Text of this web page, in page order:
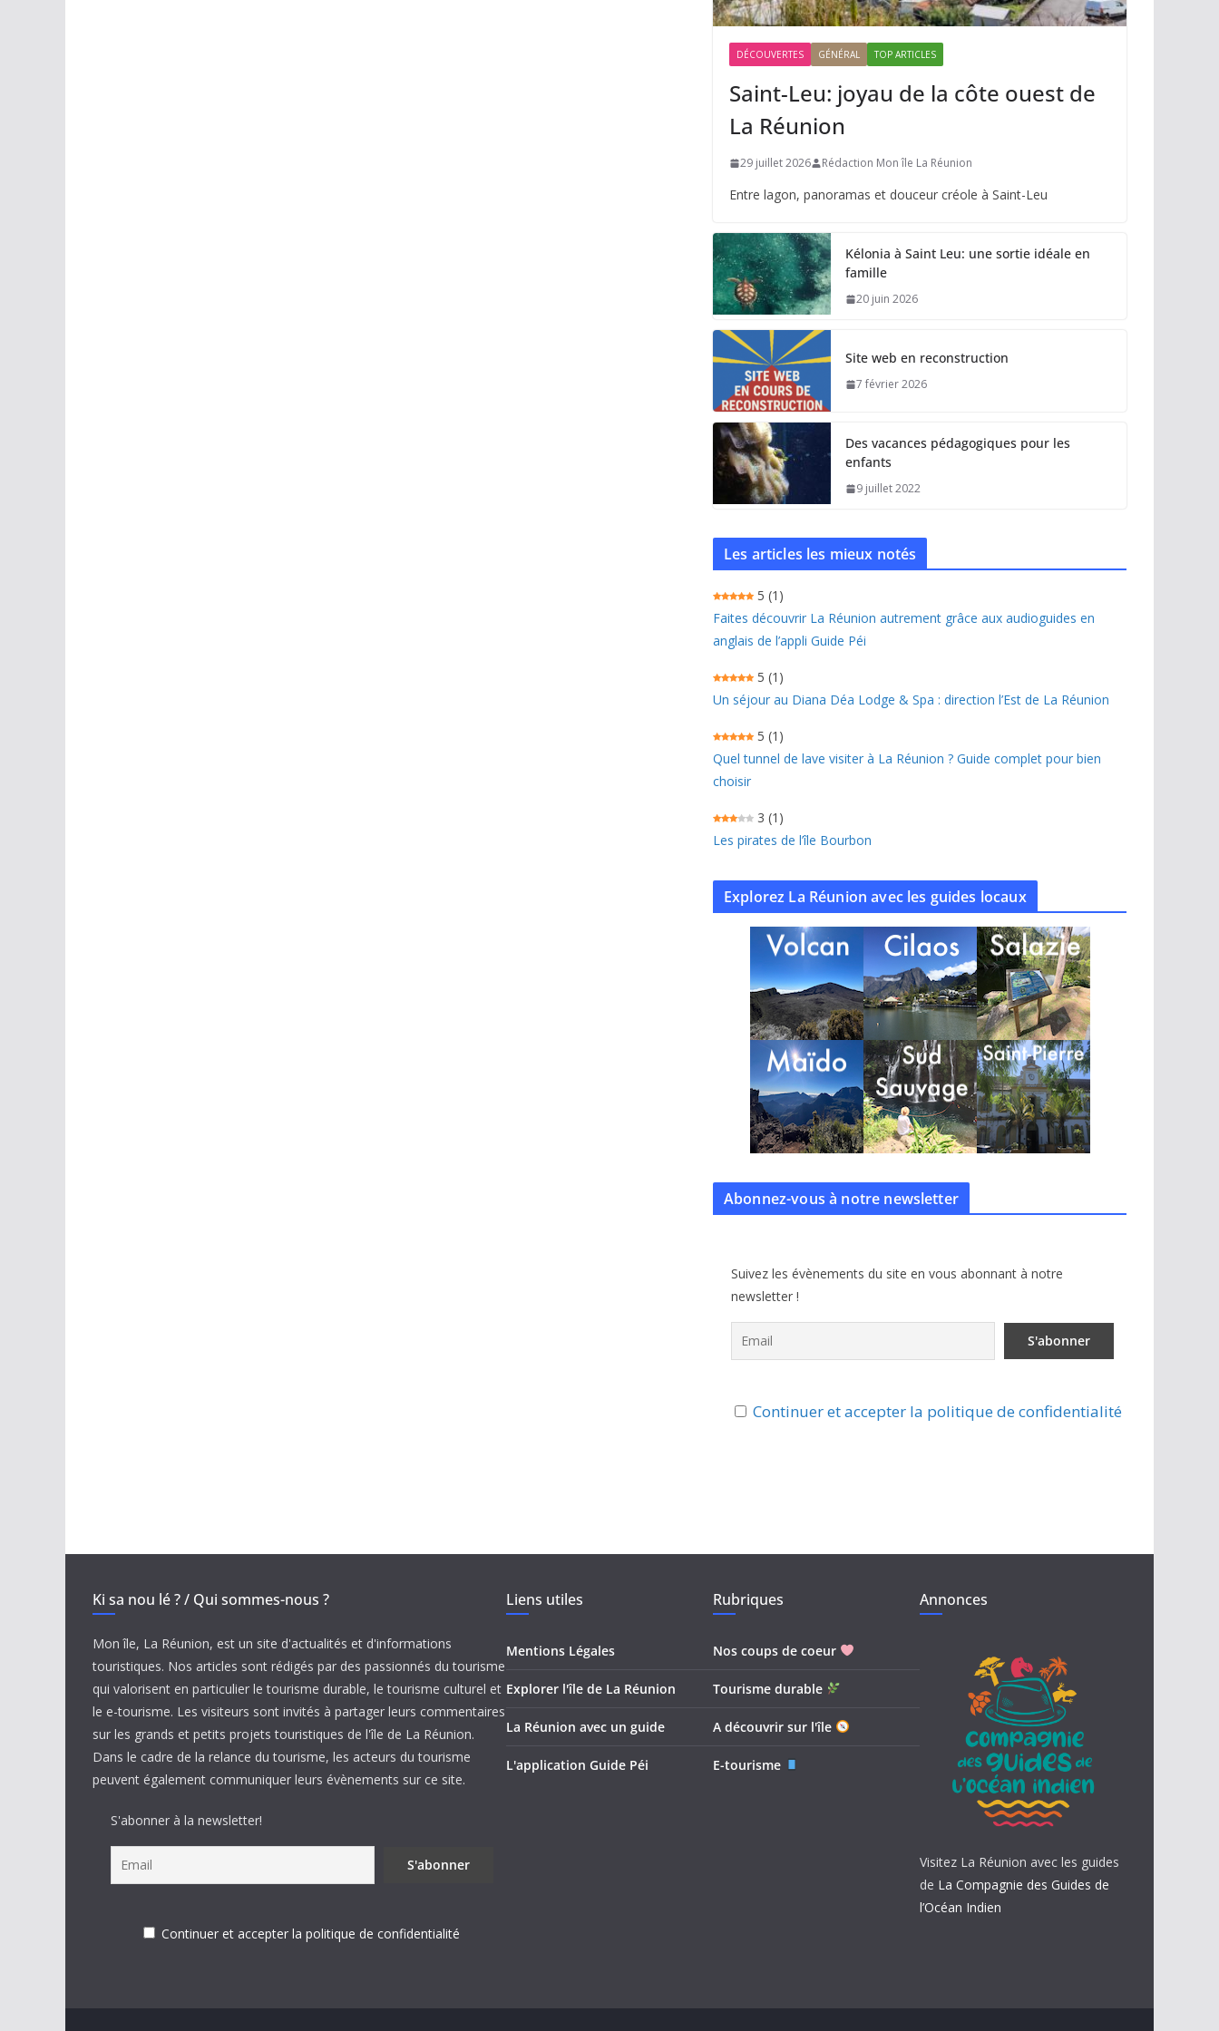
DÉCOUVERTES GÉNÉRAL TOP ARTICLES
Saint-Leu: joyau de la côte ouest de
La Réunion
29 juillet 2026 Rédaction Mon île La Réunion
Entre lagon, panoramas et douceur créole à Saint-Leu
Kélonia à Saint Leu: une sortie idéale en
famille
20 juin 2026
Site web en reconstruction
7 février 2026
Des vacances pédagogiques pour les
enfants
9 juillet 2022
Les articles les mieux notés
5 (1)
Faites découvrir La Réunion autrement grâce aux audioguides en
anglais de l’appli Guide Péi
5 (1)
Un séjour au Diana Déa Lodge & Spa : direction l’Est de La Réunion
5 (1)
Quel tunnel de lave visiter à La Réunion ? Guide complet pour bien
choisir
3 (1)
Les pirates de l’île Bourbon
Explorez La Réunion avec les guides locaux
Abonnez-vous à notre newsletter
Suivez les évènements du site en vous abonnant à notre
newsletter !
Continuer et accepter la politique de confidentialité
Ki sa nou lé ? / Qui sommes-nous ?
Mon île, La Réunion, est un site d'actualités et d'informations
touristiques. Nos articles sont rédigés par des passionnés du tourisme
qui valorisent en particulier le tourisme durable, le tourisme culturel et
le e-tourisme. Les visiteurs sont invités à partager leurs commentaires
sur les grands et petits projets touristiques de l'île de La Réunion.
Dans le cadre de la relance du tourisme, les acteurs du tourisme
peuvent également communiquer leurs évènements sur ce site.
S'abonner à la newsletter!
Continuer et accepter la politique de confidentialité
Liens utiles
Mentions Légales
Explorer l'île de La Réunion
La Réunion avec un guide
L'application Guide Péi
Rubriques
Nos coups de coeur
Tourisme durable
A découvrir sur l'île
E-tourisme
Annonces
Visitez La Réunion avec les guides
de La Compagnie des Guides de
l’Océan Indien